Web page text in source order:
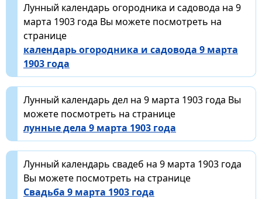
Лунный календарь огородника и садовода на 9
марта 1903 года Вы можете посмотреть на
странице
календарь огородника и садовода 9 марта
1903 года
Лунный календарь дел на 9 марта 1903 года Вы
можете посмотреть на странице
лунные дела 9 марта 1903 года
Лунный календарь свадеб на 9 марта 1903 года
Вы можете посмотреть на странице
Свадьба 9 марта 1903 года